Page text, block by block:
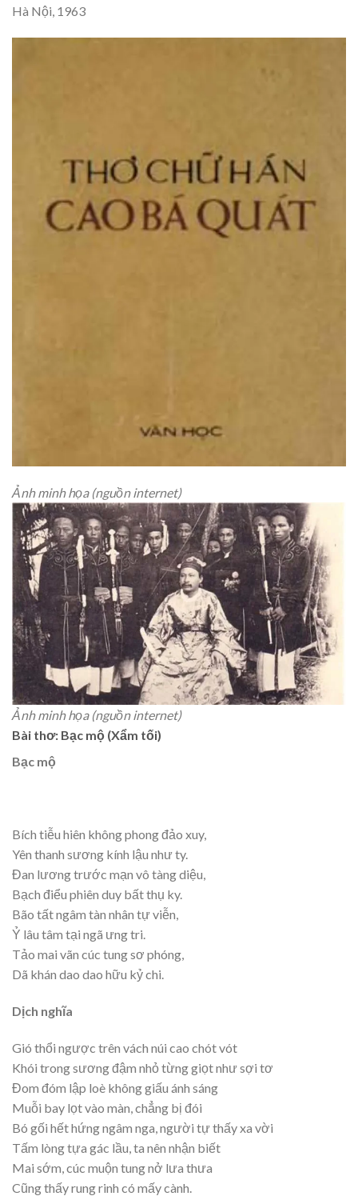
Hà Nội, 1963
Ảnh minh họa (nguồn internet)
Ảnh minh họa (nguồn internet)
Bài thơ: Bạc mộ (Xẩm tối)
Bạc mộ
Bích tiễu hiên không phong đảo xuy,
Yên thanh sương kính lậu như ty.
Đan lương trước mạn vô tàng diệu,
Bạch điểu phiên duy bất thụ ky.
Bão tất ngâm tàn nhân tự viễn,
Ỷ lâu tâm tại ngã ưng tri.
Tảo mai vãn cúc tung sơ phóng,
Dã khán dao dao hữu kỷ chi.
Dịch nghĩa
Gió thổi ngược trên vách núi cao chót vót
Khói trong sương đậm nhỏ từng giọt như sợi tơ
Đom đóm lập loè không giấu ánh sáng
Muỗi bay lọt vào màn, chẳng bị đói
Bó gối hết hứng ngâm nga, người tự thấy xa vời
Tấm lòng tựa gác lầu, ta nên nhận biết
Mai sớm, cúc muộn tung nở lưa thưa
Cũng thấy rung rinh có mấy cành.